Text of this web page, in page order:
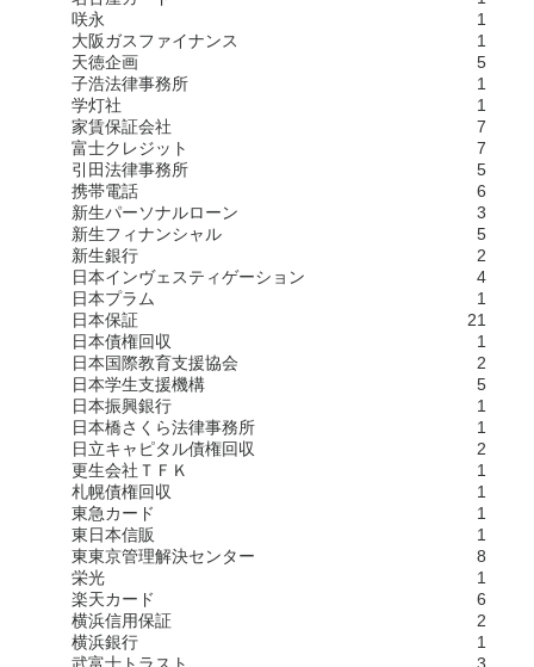
咲永
1
大阪ガスファイナンス
1
天徳企画
5
子浩法律事務所
1
学灯社
1
家賃保証会社
7
富士クレジット
7
引田法律事務所
5
携帯電話
6
新生パーソナルローン
3
新生フィナンシャル
5
新生銀行
2
日本インヴェスティゲーション
4
日本プラム
1
日本保証
21
日本債権回収
1
日本国際教育支援協会
2
日本学生支援機構
5
日本振興銀行
1
日本橋さくら法律事務所
1
日立キャピタル債権回収
2
更生会社ＴＦＫ
1
札幌債権回収
1
東急カード
1
東日本信販
1
東東京管理解決センター
8
栄光
1
楽天カード
6
横浜信用保証
2
横浜銀行
1